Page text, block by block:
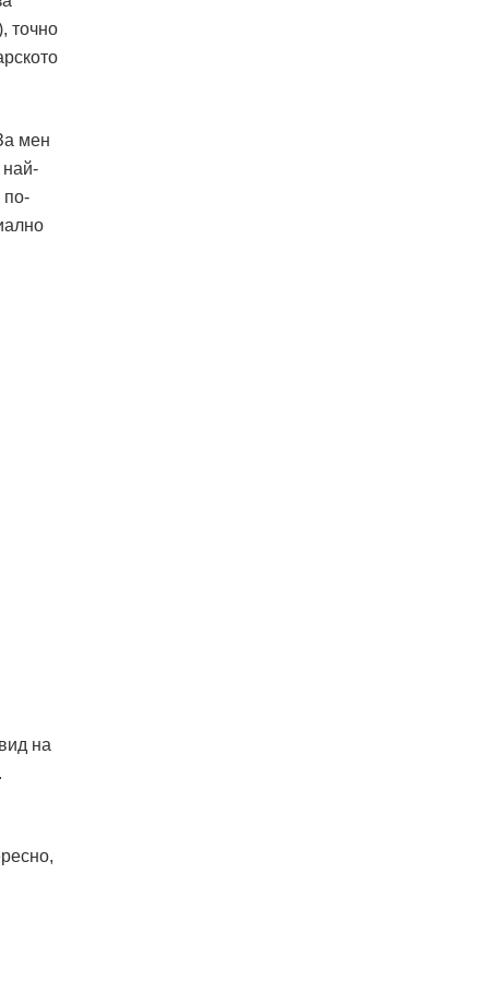
точно
мен
най-
по-
на